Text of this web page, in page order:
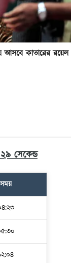
আসবে কাতারের রয়েল
সেকেন্ড
সময়